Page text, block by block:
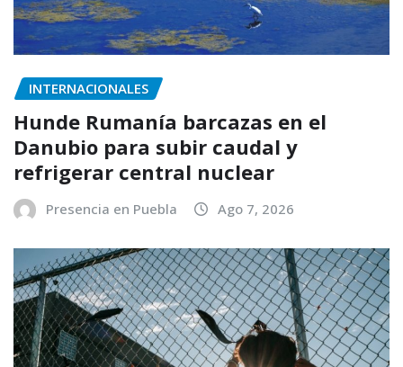
INTERNACIONALES
Hunde Rumanía barcazas en el
Danubio para subir caudal y
refrigerar central nuclear
Presencia en Puebla Ago 7, 2026